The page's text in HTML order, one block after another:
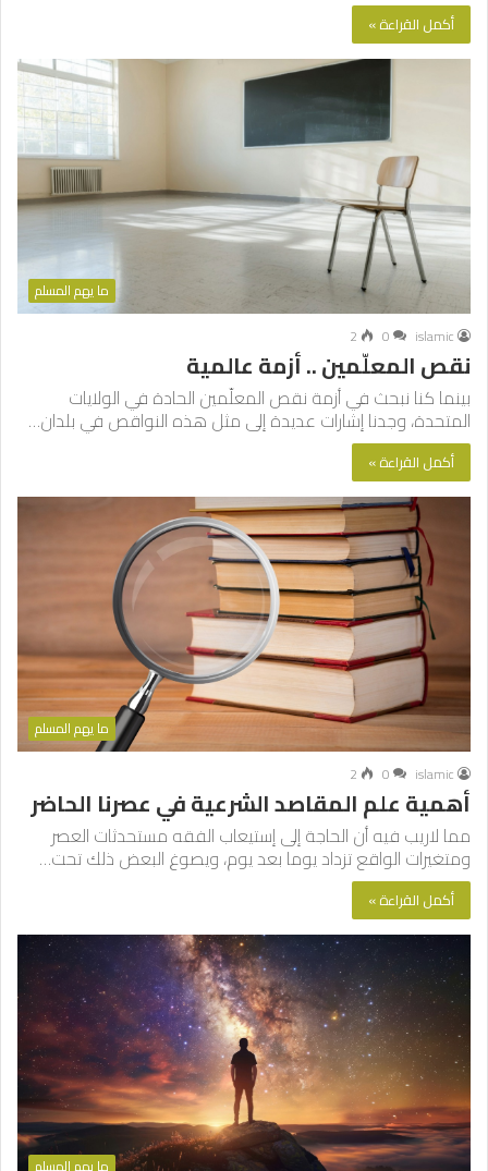
أكمل القراءة »
ما يهم المسلم
islamic
0
2
نقص المعلّمين .. أزمة عالمية
بينما كنا نبحث في أزمة نقص المعلّمين الحادة في الولايات
المتحدة، وجدنا إشارات عديدة إلى مثل هذه النواقص في بلدان…
أكمل القراءة »
ما يهم المسلم
islamic
0
2
أهمية علم المقاصد الشرعية في عصرنا الحاضر
مما لاريب فيه أن الحاجة إلى إستيعاب الفقه مستحدثات العصر
ومتغيرات الواقع تزداد يوما بعد يوم، ويصوغ البعض ذلك تحت…
أكمل القراءة »